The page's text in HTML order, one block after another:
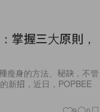
掌握三大原則，
瘦身的方法、秘訣，不管
新招，近日，POPBEE